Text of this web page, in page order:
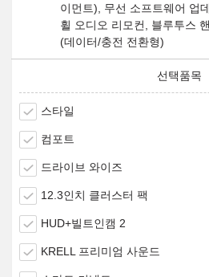
이먼트), 무선 소프트웨어 업
휠 오디오 리모컨, 블루투스
(데이터/충전 전환형)
스타일
컴포트
드라이브 와이즈
12.3인치 클러스터 팩
HUD+빌트인캠 2
KRELL 프리미엄 사운드